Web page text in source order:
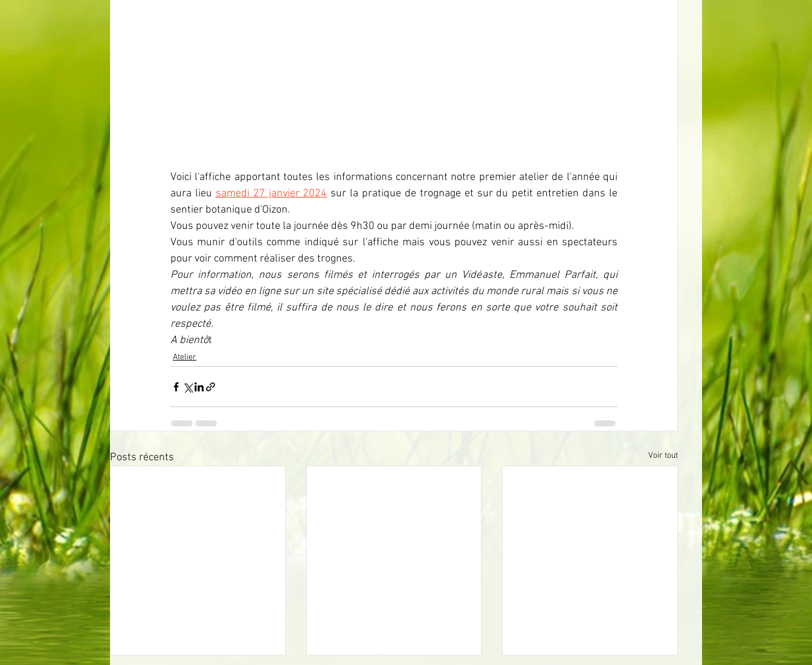
Voici l'affiche apportant toutes les informations concernant notre premier atelier de l'année qui
aura lieu samedi 27 janvier 2024 sur la pratique de trognage et sur du petit entretien dans le
sentier botanique d'Oizon.
Vous pouvez venir toute la journée dès 9h30 ou par demi journée (matin ou après-midi).
Vous munir d'outils comme indiqué sur l'affiche mais vous pouvez venir aussi en spectateurs
pour voir comment réaliser des trognes.
Pour information, nous serons filmés et interrogés par un Vidéaste, Emmanuel Parfait, qui
mettra sa vidéo en ligne sur un site spécialisé dédié aux activités du monde rural mais si vous ne
voulez pas être filmé, il suffira de nous le dire et nous ferons en sorte que votre souhait soit
respecté.
A bientôt
Atelier
Posts récents Voir tout